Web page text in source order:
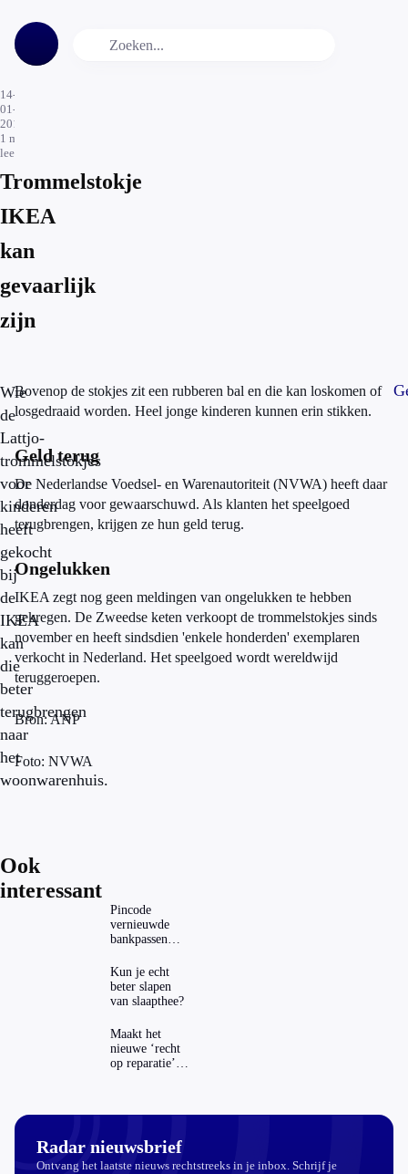
14-
01-
2016
1 min.
leestijd
Trommelstokje
IKEA
kan
gevaarlijk
zijn
Wie
de
Lattjo-
trommelstokjes
voor
kinderen
heeft
gekocht
bij
de
IKEA
kan
die
beter
terugbrengen
naar
het
woonwarenhuis.
Bovenop de stokjes zit een rubberen bal en die kan loskomen of
losgedraaid worden. Heel jonge kinderen kunnen erin stikken.
Geld terug
De Nederlandse Voedsel- en Warenautoriteit (NVWA) heeft daar
donderdag voor gewaarschuwd. Als klanten het speelgoed
terugbrengen, krijgen ze hun geld terug.
Ongelukken
IKEA zegt nog geen meldingen van ongelukken te hebben
gekregen. De Zweedse keten verkoopt de trommelstokjes sinds
november en heeft sindsdien 'enkele honderden' exemplaren
verkocht in Nederland. Het speelgoed wordt wereldwijd
teruggeroepen.
Bron: ANP
Foto: NVWA
Ook
interessant
Pincode
vernieuwde
bankpassen
ING-app: is dat
wel veilig?
Kun je echt
beter slapen
van slaapthee?
Maakt het
nieuwe ‘recht
op reparatie’
Radar nieuwsbrief
Ontvang het laatste nieuws rechtstreeks in je inbox. Schrijf je